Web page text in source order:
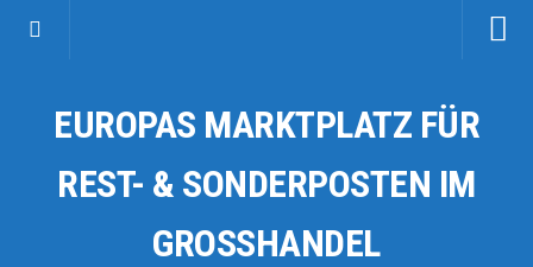
Kategorien
Auto & Motorrad
Fahrzeuge & Transport
EUROPAS MARKTPLATZ FÜR
REST- & SONDERPOSTEN IM
GROSSHANDEL